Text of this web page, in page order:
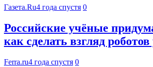
Газета.Ru4 года спустя 0
Российские учёные
как сделать взгляд
Ferra.ru4 года спустя 0